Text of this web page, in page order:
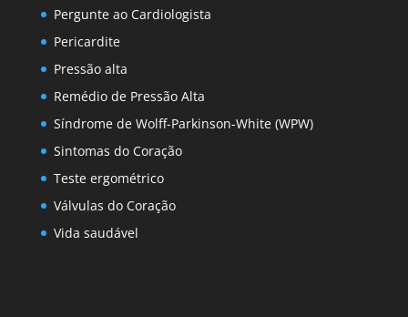
Pergunte ao Cardiologista
Pericardite
Pressão alta
Remédio de Pressão Alta
Síndrome de Wolff-Parkinson-White (WPW)
Sintomas do Coração
Teste ergométrico
Válvulas do Coração
Vida saudável